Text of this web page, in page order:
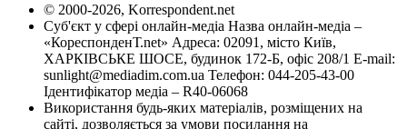
© 2000-2026, Korrespondent.net
Суб'єкт у сфері онлайн-медіа Назва онлайн-медіа –
«КореспонденТ.net» Адреса: 02091, місто Київ,
ХАРКІВСЬКЕ ШОСЕ, будинок 172-Б, офіс 208/1 E-mail:
sunlight@mediadim.com.ua Телефон: 044-205-43-00
Ідентифікатор медіа – R40-06068
Використання будь-яких матеріалів, розміщених на
сайті, дозволяється за умови посилання на